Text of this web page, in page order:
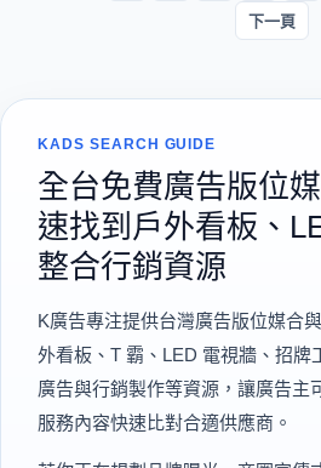
下一頁
KADS SEARCH GUIDE
全台免費廣告版位
速找到戶外看板、
整合行銷資源
K廣告專注提供台灣廣告版位媒合
外看板、T 霸、LED 電視牆、招牌
廣告與行銷製作等資源，讓廣告主
服務內容快速比對合適供應商。